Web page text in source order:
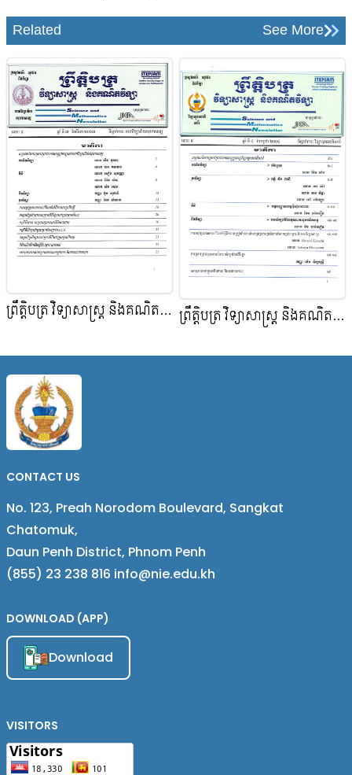
Related See More
ព្រឹត្តិបត្រ វិទ្យាសាស្ត្រ និងគណិត
ព្រឹត្តិបត្រ វិទ្យាសាស្ត្រ និងគណិត
CONTACT US
No. 123, Preah Norodom Boulevard, Sangkat
Chatomuk,
Daun Penh District, Phnom Penh
(855) 23 238 816 info@nie.edu.kh
DOWNLOAD (APP)
Download
VISITORS